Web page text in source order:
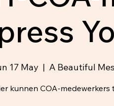
17 May
  |
A Beautiful
kunnen COA-medewerkers